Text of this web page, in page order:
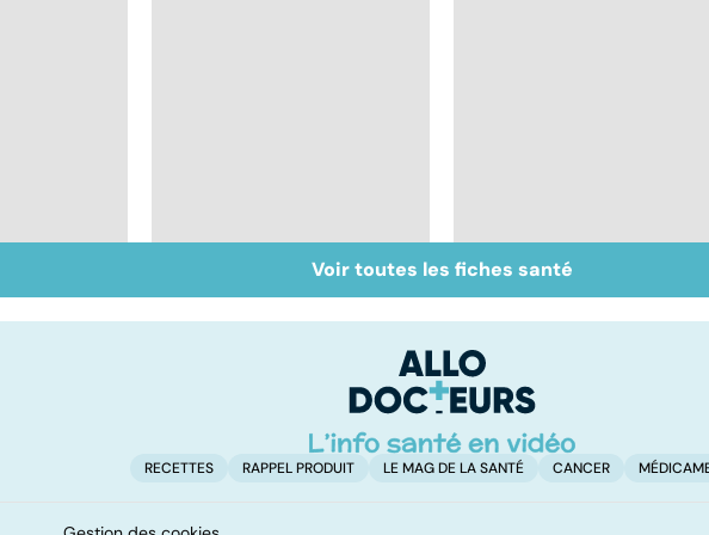
trop
Qu'est-ce que l'index
glycémique ?
Maladie coeliaque :
cuisiner sans gluten
Voir toutes les fiches santé
RECETTES RAPPEL PRODUIT LE MAG DE LA SANTÉ CANCER